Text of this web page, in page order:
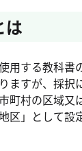
は
用する教科書
ますが、採択
町村の区域又
区」として設